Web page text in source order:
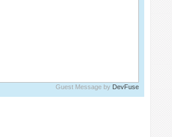
Guest Message by DevFuse